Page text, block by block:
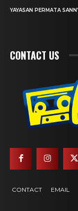
YAYASAN PERMATA
CONTACT US
CONTACT EMAIL